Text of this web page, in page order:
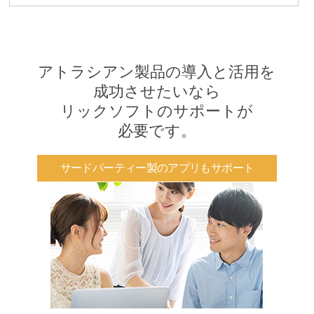
アトラシアン製品の導入と活用を
成功させたいなら
リックソフトのサポートが
必要です。
サードパーティー製のアプリもサポート